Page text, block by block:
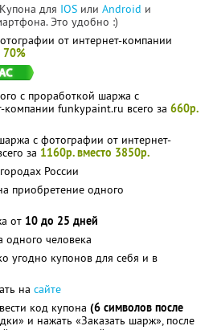
для IOS или Android и
Это удобно :)
от интернет-компании
70%
с проработкой шаржа с
funkypaint.ru всего за 660р.
с фотографии от интернет-
за 1160р. вместо 3850р.
России
приобретение одного
от 10 до 25 дней
одного человека
угодно купонов для себя и в
на сайте
код купона (6 символов после
и нажать «Заказать шарж», после